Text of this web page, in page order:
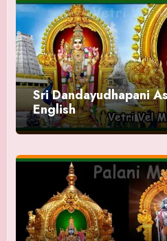
Sri Dandayudhapani
English